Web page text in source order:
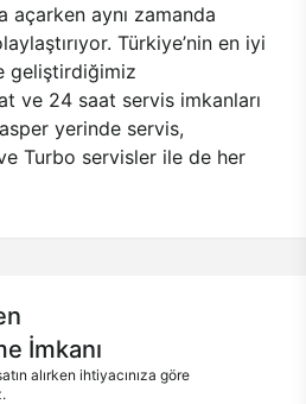
açarken aynı zamanda
Türkiye’nin en iyi
geliştirdiğimiz
ve 24 saat servis imkanları
yerinde servis,
Turbo servisler ile de her
İmkanı
alırken ihtiyacınıza göre